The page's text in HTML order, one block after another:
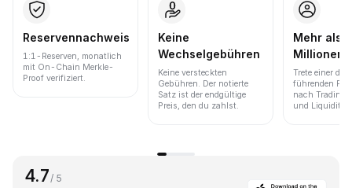
Reservennachweis
1:1-Reserven, monatlich
mit On-Chain Merkle-
Proof verifiziert.
Keine
Wechselgebühren
Keine versteckten
Gebühren. Der notierte
Satz ist der endgültige
Preis, den du zahlst.
Mehr als
Millionen
Trete einer der
führenden
nach Trading-
und Liquidität
4.7 / 5